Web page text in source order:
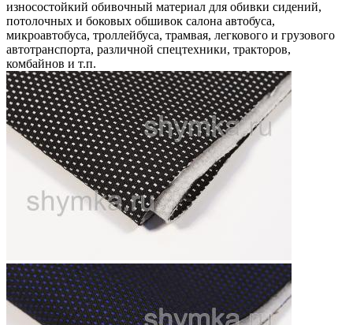
износостойкий обивочный материал для обивки сидений,
потолочных и боковых обшивок салона автобуса,
микроавтобуса, троллейбуса, трамвая, легкового и грузового
автотранспорта, различной спецтехники, тракторов,
комбайнов и т.п.